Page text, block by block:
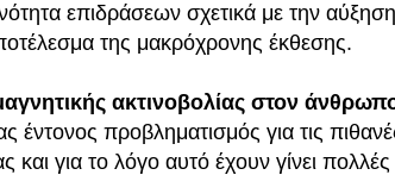
επιδράσεων σχετικά με την
της μακρόχρονης έκθεσης.
ακτινοβολίας στον
έντονος προβληματισμός για τις
και για το λόγο αυτό έχουν γίνει